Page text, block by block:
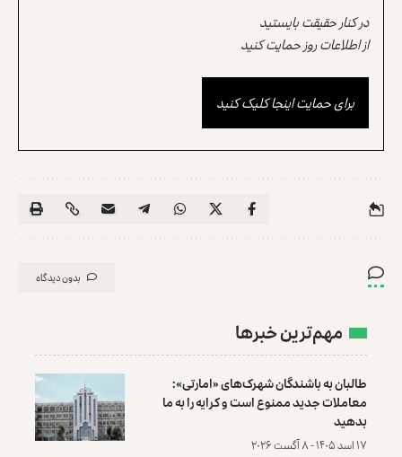
در کنار حقیقت بایستید
از اطلاعات روز حمایت کنید
برای حمایت اینجا کلیک کنید
بدون دیدگاه
مهم‌ترین خبرها
طالبان به باشندگان شهرک‌های «امارتی»:
معاملات جدید ممنوع است و کرایه را به ما
بدهید
۱۷ اسد ۱۴۰۵ - ۸ آگست ۲۰۲۶